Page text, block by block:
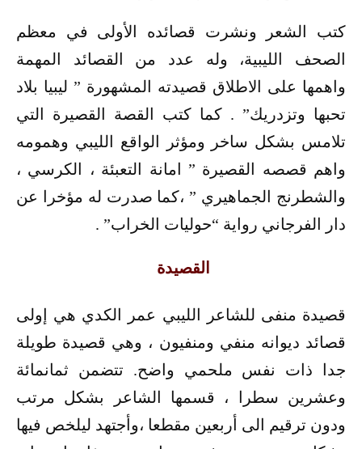
كتب الشعر ونشرت قصائده الأولى في معظم
الصحف الليبية، وله عدد من القصائد المهمة
واهمها على الاطلاق قصيدته المشهورة ” ليبيا بلاد
تحبها وتزدريك” . كما كتب القصة القصيرة التي
تلامس بشكل ساخر ومؤثر الواقع الليبي وهمومه
واهم قصصه القصيرة ” امانة التعبئة ، الكرسي ،
والشطرنج الجماهيري ” ،كما صدرت له مؤخرا عن
دار الفرجاني رواية “حوليات الخراب” .
القصيدة
قصيدة منفى للشاعر الليبي عمر الكدي هي إولى
قصائد ديوانه منفي ومنفيون ، وهي قصيدة طويلة
جدا ذات نفس ملحمي واضح. تتضمن ثمانمائة
وعشرين سطرا ، قسمها الشاعر بشكل مرتب
ودون ترقيم الى أربعين مقطعا ،وأجتهد ليلخص فيها